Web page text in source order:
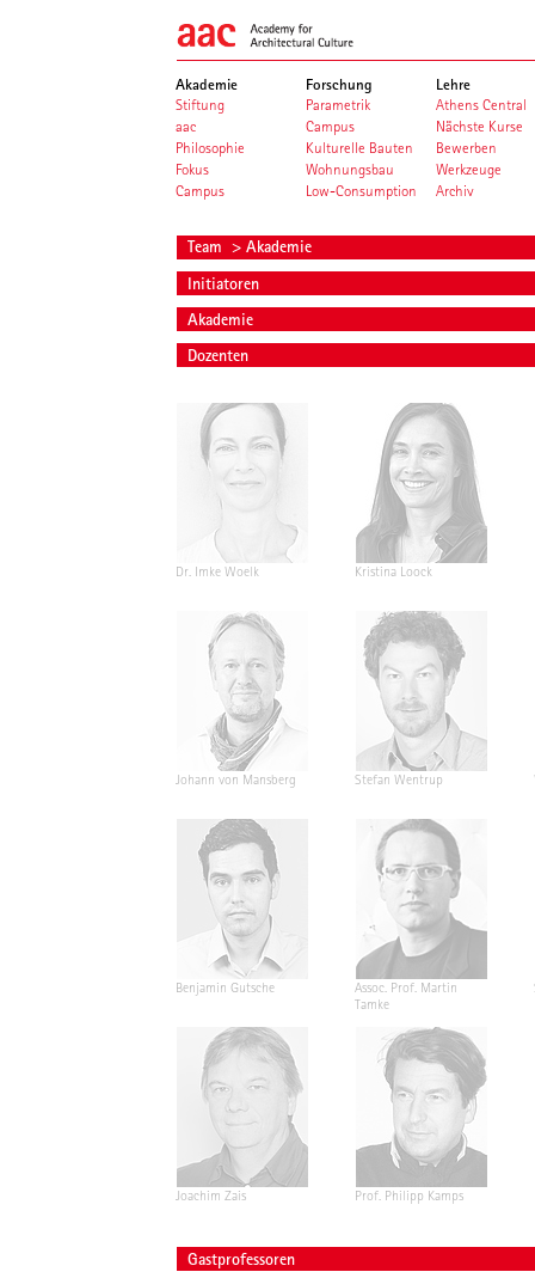
Akademie
Stiftung
aac
Philosophie
Fokus
Campus
Forschung
Parametrik
Campus
Kulturelle Bauten
Wohnungsbau
Low-Consumption
Lehre
Athens Central
Nächste Kurse
Bewerben
Werkzeuge
Archiv
Team > Akademie
Initiatoren
Akademie
Dozenten
Dr. Imke Woelk Kristina Loock
Johann von Mansberg Stefan Wentrup
Benjamin Gutsche
Assoc. Prof. Martin
Tamke
Joachim Zais Prof. Philipp Kamps
Gastprofessoren